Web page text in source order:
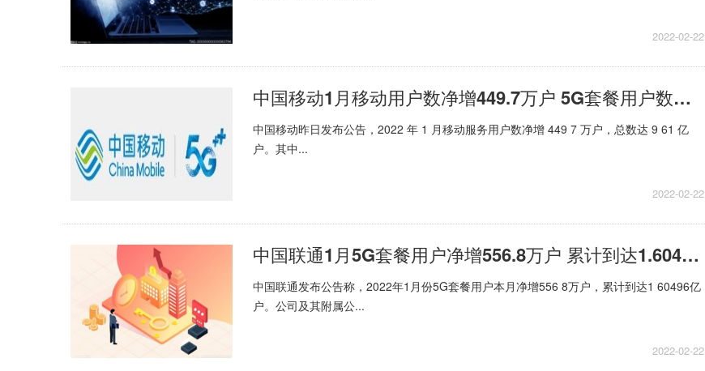
2022-02-22
中国移动1月移动用户数净增449.7万户 5G套餐用户数总数达4.01亿户
中国移动昨日发布公告，2022 年 1 月移动服务用户数净增 449 7 万户，总数达 9 61 亿
户。其中...
2022-02-22
中国联通1月5G套餐用户净增556.8万户 累计到达1.60496亿户
中国联通发布公告称，2022年1月份5G套餐用户本月净增556 8万户，累计到达1 60496亿
户。公司及其附属公...
2022-02-22